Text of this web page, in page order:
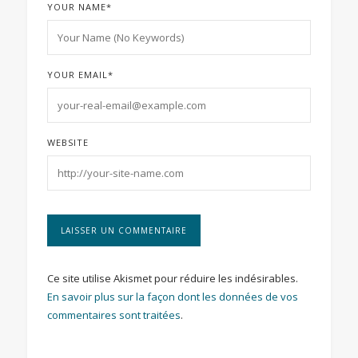
YOUR NAME*
YOUR EMAIL*
WEBSITE
Ce site utilise Akismet pour réduire les indésirables.
En savoir plus sur la façon dont les données de vos
commentaires sont traitées.